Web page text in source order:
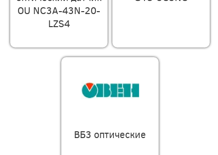
OU NC3A-43N-20-
LZS4
ВБ3 оптические